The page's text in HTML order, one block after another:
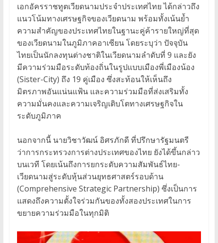
เอกอัครราชทูตเวียดนามประจำประเทศไทย ได้กล่าวถึง
แนวโน้มทางเศรษฐกิจของเวียดนาม พร้อมทั้งเน้นย้ำ
ความสำคัญของประเทศไทยในฐานะคู่ค้ารายใหญ่ที่สุด
ของเวียดนามในภูมิภาคอาเซียน โดยระบุว่า ปัจจุบัน
ไทยเป็นนักลงทุนต่างชาติในเวียดนามลำดับที่ 9 และยัง
มีความร่วมมือระดับท้องถิ่นในรูปแบบเมืองพี่เมืองน้อง
(Sister-City) ถึง 19 คู่เมือง ซึ่งสะท้อนให้เห็นถึง
มิตรภาพอันแน่นแฟ้น และความร่วมมือที่ส่งเสริมทั้ง
ความมั่นคงและความเจริญเติบโตทางเศรษฐกิจใน
ระดับภูมิภาค
นอกจากนี้ นายวิชาวัฒน์ อิศรภักดี ที่ปรึกษารัฐมนตรี
ว่าการกระทรวงการต่างประเทศของไทย ยังได้ขึ้นกล่าว
บนเวที โดยเน้นถึงการยกระดับความสัมพันธ์ไทย-
เวียดนามสู่ระดับหุ้นส่วนยุทธศาสตร์รอบด้าน
(Comprehensive Strategic Partnership) ซึ่งเป็นการ
แสดงถึงความตั้งใจร่วมกันของทั้งสองประเทศในการ
ขยายความร่วมมือในทุกมิติ